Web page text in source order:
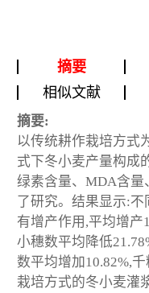
摘要
相似文献
摘要:
以传统耕作栽培方式
式下冬小麦产量构成
绿素含量、MDA含量
了研究。结果显示:
有增产作用,平均增产
小穗数平均降低
数平均增加10.82%,
栽培方式的冬小麦灌